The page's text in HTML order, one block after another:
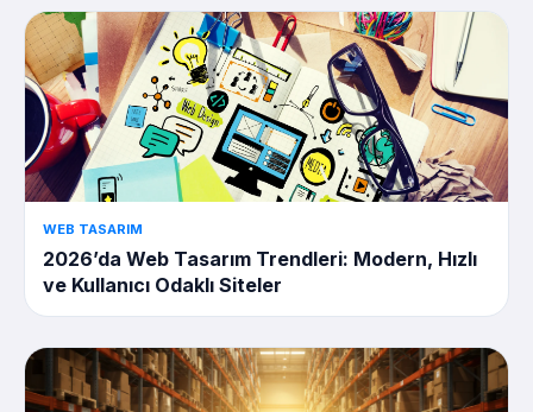
WEB TASARIM
2026’da Web Tasarım Trendleri: Modern, Hızlı
ve Kullanıcı Odaklı Siteler